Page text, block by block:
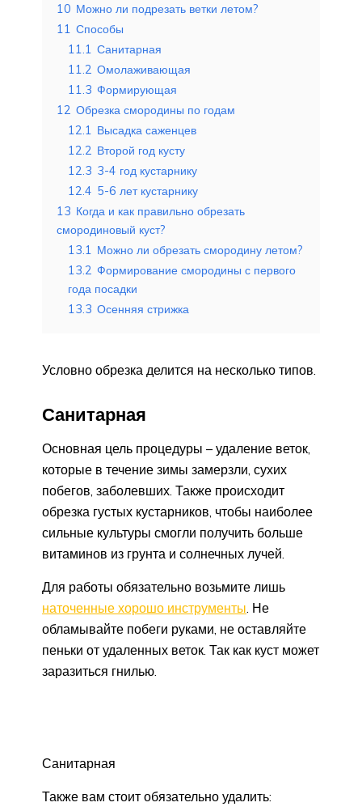
10 Можно ли подрезать ветки летом?
11 Способы
11.1 Санитарная
11.2 Омолаживающая
11.3 Формирующая
12 Обрезка смородины по годам
12.1 Высадка саженцев
12.2 Второй год кусту
12.3 3-4 год кустарнику
12.4 5-6 лет кустарнику
13 Когда и как правильно обрезать
смородиновый куст?
13.1 Можно ли обрезать смородину летом?
13.2 Формирование смородины с первого
года посадки
13.3 Осенняя стрижка
Условно обрезка делится на несколько типов.
Санитарная
Основная цель процедуры – удаление веток,
которые в течение зимы замерзли, сухих
побегов, заболевших. Также происходит
обрезка густых кустарников, чтобы наиболее
сильные культуры смогли получить больше
витаминов из грунта и солнечных лучей.
Для работы обязательно возьмите лишь
наточенные хорошо инструменты. Не
обламывайте побеги руками, не оставляйте
пеньки от удаленных веток. Так как куст может
заразиться гнилью.
Санитарная
Также вам стоит обязательно удалить: